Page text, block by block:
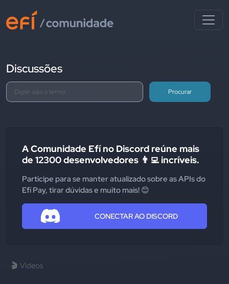
Discussões
Procurar
A Comunidade Efí no Discord reúne mais
de 12300 desenvolvedores 👨‍💻 incríveis.
Participe para se manter atualizado sobre as APIs do
Efí Pay, tirar dúvidas e muito mais! 😊
CONECTAR AO DISCORD
🎬 Vídeos